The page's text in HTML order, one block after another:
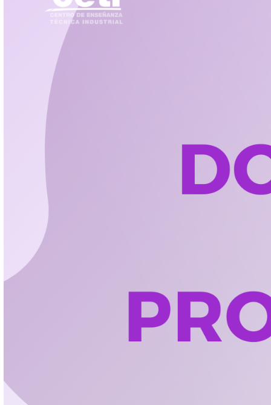
Guía para los Titulares de los Datos Personales
Documentos y Guías para el Sector Público
Documentos y Guías para el Sector Privado
Procedimiento para ejercer los Derechos ARCO para el
Guía para cumplir con los principios y deberes de la Ley
Protección de Datos Personales en Posesión de Sujetos